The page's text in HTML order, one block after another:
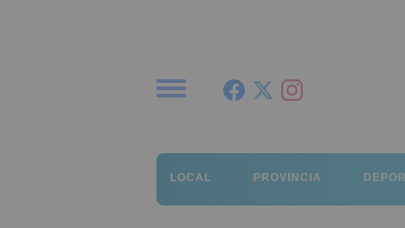
LOCAL PROVINCIA